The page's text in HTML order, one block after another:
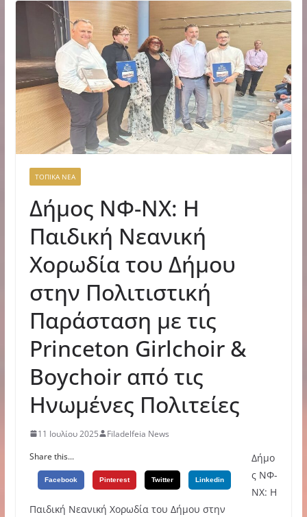
ΤΟΠΙΚΑ ΝΕΑ
Δήμος ΝΦ-ΝΧ: Η
Παιδική Νεανική
Χορωδία του Δήμου
στην Πολιτιστική
Παράσταση με τις
Princeton Girlchoir &
Boychoir από τις
Ηνωμένες Πολιτείες
11 Ιουλίου 2025
Filadelfeia News
Share this...
Facebook Pinterest Twitter Linkedin
Δήμο
ς ΝΦ-
ΝΧ: Η
Παιδική Νεανική Χορωδία του Δήμου στην